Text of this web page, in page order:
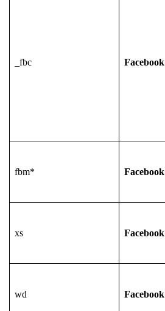
_fbc Facebook
fbm* Facebook
xs Facebook
wd Facebook